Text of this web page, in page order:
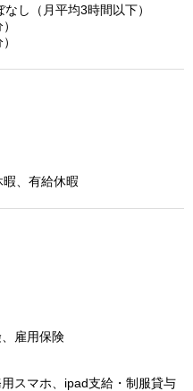
し（月平均3時間以下）
暇、有給休暇
雇用保険
スマホ、ipad支給・制服貸与